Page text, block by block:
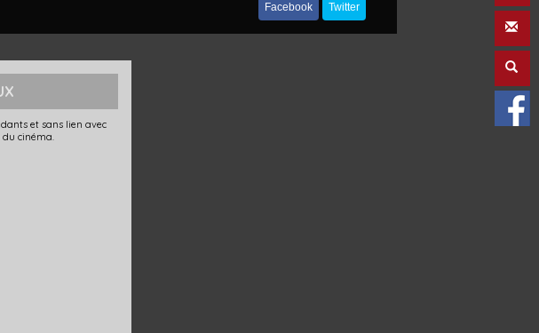
Facebook Twitter
et sans lien avec
du cinéma.